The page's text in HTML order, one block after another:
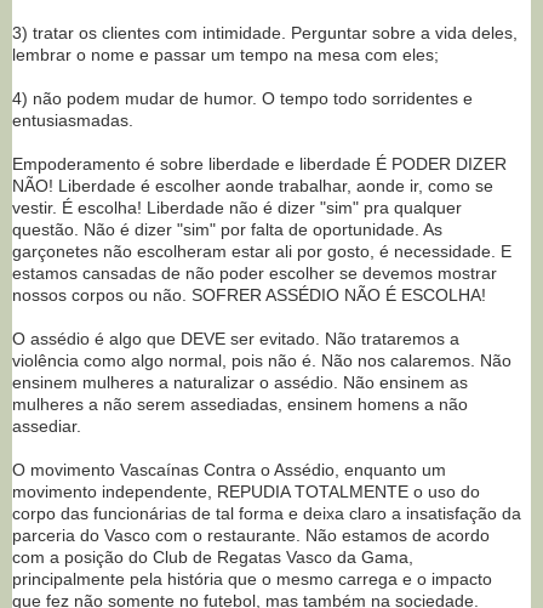
3) tratar os clientes com intimidade. Perguntar sobre a vida deles,
lembrar o nome e passar um tempo na mesa com eles;
4) não podem mudar de humor. O tempo todo sorridentes e
entusiasmadas.
Empoderamento é sobre liberdade e liberdade É PODER DIZER
NÃO! Liberdade é escolher aonde trabalhar, aonde ir, como se
vestir. É escolha! Liberdade não é dizer "sim" pra qualquer
questão. Não é dizer "sim" por falta de oportunidade. As
garçonetes não escolheram estar ali por gosto, é necessidade. E
estamos cansadas de não poder escolher se devemos mostrar
nossos corpos ou não. SOFRER ASSÉDIO NÃO É ESCOLHA!
O assédio é algo que DEVE ser evitado. Não trataremos a
violência como algo normal, pois não é. Não nos calaremos. Não
ensinem mulheres a naturalizar o assédio. Não ensinem as
mulheres a não serem assediadas, ensinem homens a não
assediar.
O movimento Vascaínas Contra o Assédio, enquanto um
movimento independente, REPUDIA TOTALMENTE o uso do
corpo das funcionárias de tal forma e deixa claro a insatisfação da
parceria do Vasco com o restaurante. Não estamos de acordo
com a posição do Club de Regatas Vasco da Gama,
principalmente pela história que o mesmo carrega e o impacto
que fez não somente no futebol, mas também na sociedade.